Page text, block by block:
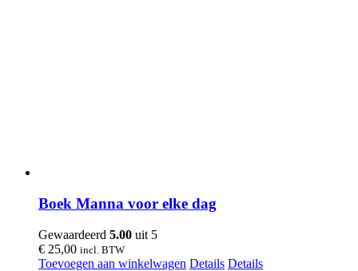
Boek Manna voor elke dag
Gewaardeerd 5.00 uit 5
€ 25,00 incl. BTW
Toevoegen aan winkelwagen Details Details